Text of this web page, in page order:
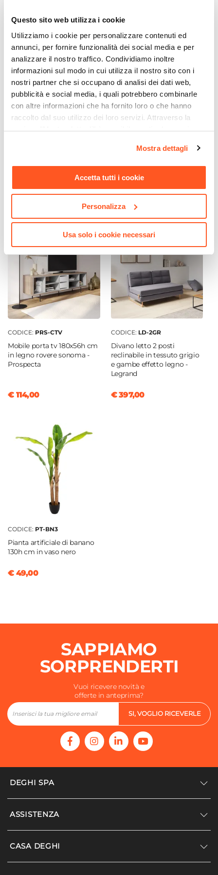
Questo sito web utilizza i cookie
Utilizziamo i cookie per personalizzare contenuti ed
annunci, per fornire funzionalità dei social media e per
analizzare il nostro traffico. Condividiamo inoltre
informazioni sul modo in cui utilizza il nostro sito con i
nostri partner che si occupano di analisi dei dati web,
pubblicità e social media, i quali potrebbero combinarle
con altre informazioni che ha fornito loro o che hanno
raccolto dal suo utilizzo dei loro servizi. Attraverso la
sezione "Mostra dettagli" è possibile gestire le proprie
momento. Per maggiori informazioni si invita a leggere la
nostraCookie Policy.
Mostra dettagli
Accetta tutti i cookie
Personalizza
Usa solo i cookie necessari
Dimensioni
160 x 90 cm
Altezza
75,5 cm
Forma
Rettangolare
Colore Piano
Legno MDF
Materiale Gambe
Metallo
18 mm
Assemblato
Sezione Gambe
5 x 5 cm
Posti A Sedere
8 posti
con gambe in metallo nero
€ 118,00
CODICE:BL-4TG
ghiaccio con gambe in
metallo nero - Belita
CODICE: PRS-CTV
Mobile porta tv 180x56h cm
in legno rovere sonoma -
Prospecta
€ 114,00
CODICE: LD-2GR
Divano letto 2 posti
reclinabile in tessuto grigio
e gambe effetto legno -
Legrand
€ 397,00
CODICE: PT-BN3
Pianta artificiale di banano
130h cm in vaso nero
€ 49,00
SAPPIAMO
SORPRENDERTI
Vuoi ricevere novità e
offerte in anteprima?
SI, VOGLIO RICEVERLE
DEGHI SPA
Accedi/Registrati
ASSISTENZA
Supporto
CASA DEGHI